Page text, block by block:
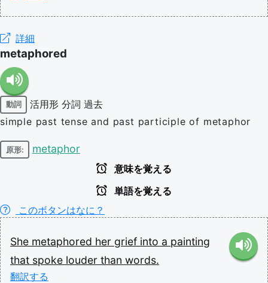
詳細
metaphored
動詞 活用形 分詞 過去
simple past tense and past participle of metaphor
原形: metaphor
意味を覚える
単語を覚える
このボタンはなに？
She metaphored her grief into a painting
that spoke louder than words.
翻訳する